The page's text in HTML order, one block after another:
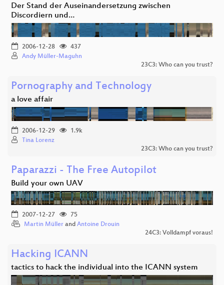
Der Stand der Auseinandersetzung zwischen
Discordiern und…
2006-12-28
437
Andy Müller-Maguhn
23C3: Who can you trust?
Pornography and Technology
a love affair
2006-12-29
1.9k
Tina Lorenz
23C3: Who can you trust?
Paparazzi - The Free Autopilot
Build your own UAV
2007-12-27
75
Martin Müller and Antoine Drouin
24C3: Volldampf voraus!
Hacking ICANN
tactics to hack the individual into the ICANN system